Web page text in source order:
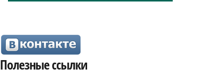
Полезные ссылки